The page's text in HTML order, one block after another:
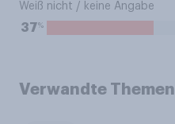
Weiß nicht / keine Angabe
37%
Verwandte Themen